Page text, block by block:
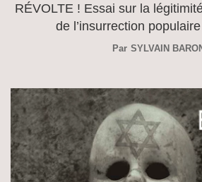
RÉVOLTE ! Essai sur la
de l’insurrection
Par SYLVAIN